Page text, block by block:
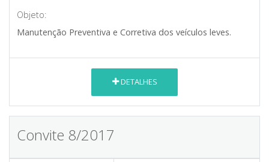
Objeto:
Manutenção Preventiva e Corretiva dos veículos leves.
DETALHES
Convite 8/2017